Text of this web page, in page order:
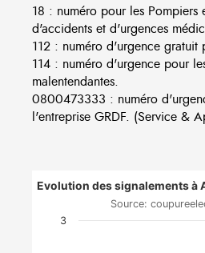
18 : numéro pour les Pompiers
d'accidents et d'urgences
112 : numéro d'urgence gratuit
114 : numéro d'urgence pour
malentendantes.
0800473333 : numéro
l'entreprise GRDF. (Service &
Evolution des signalements à
Source:
3